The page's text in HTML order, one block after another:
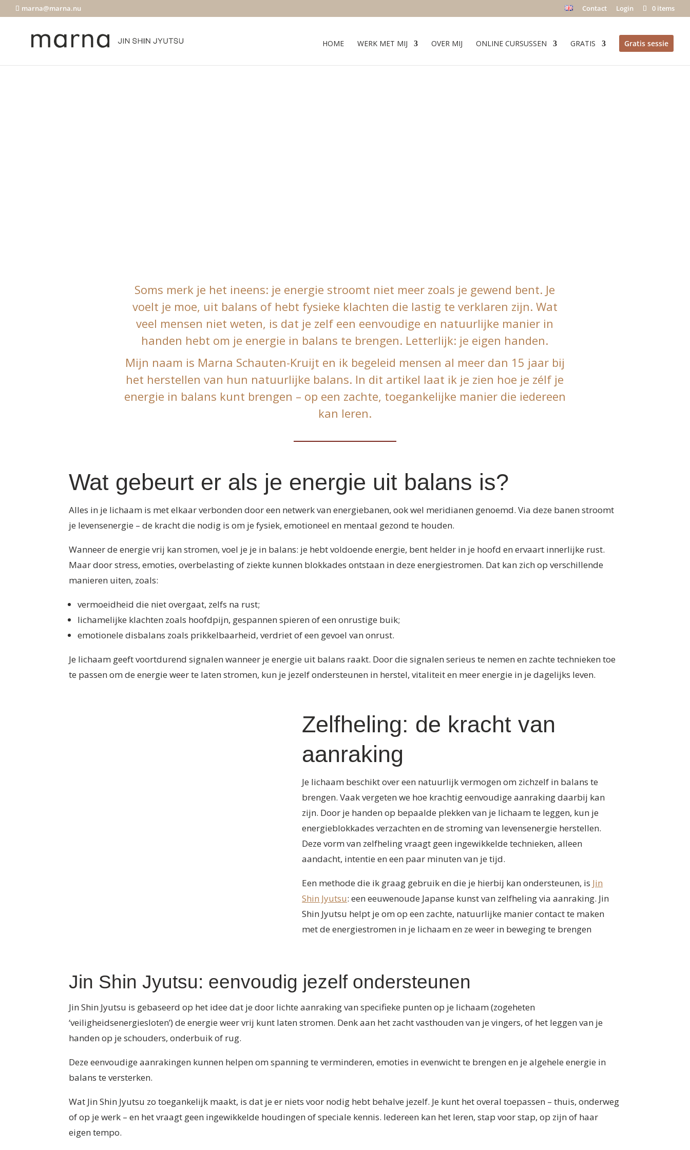
marna@marna.nu Contact Login 0 items
HOME WERK MET MIJ OVER MIJ ONLINE CURSUSSEN GRATIS Gratis sessie
Soms merk je het ineens: je energie stroomt niet meer zoals je gewend bent. Je
voelt je moe, uit balans of hebt fysieke klachten die lastig te verklaren zijn. Wat
veel mensen niet weten, is dat je zelf een eenvoudige en natuurlijke manier in
handen hebt om je energie in balans te brengen. Letterlijk: je eigen handen.
Mijn naam is Marna Schauten-Kruijt en ik begeleid mensen al meer dan 15 jaar bij
het herstellen van hun natuurlijke balans. In dit artikel laat ik je zien hoe je zélf je
energie in balans kunt brengen – op een zachte, toegankelijke manier die iedereen
kan leren.
Wat gebeurt er als je energie uit balans is?
Alles in je lichaam is met elkaar verbonden door een netwerk van energiebanen, ook wel meridianen genoemd. Via deze banen stroomt
je levensenergie – de kracht die nodig is om je fysiek, emotioneel en mentaal gezond te houden.
Wanneer de energie vrij kan stromen, voel je je in balans: je hebt voldoende energie, bent helder in je hoofd en ervaart innerlijke rust.
Maar door stress, emoties, overbelasting of ziekte kunnen blokkades ontstaan in deze energiestromen. Dat kan zich op verschillende
manieren uiten, zoals:
vermoeidheid die niet overgaat, zelfs na rust;
lichamelijke klachten zoals hoofdpijn, gespannen spieren of een onrustige buik;
emotionele disbalans zoals prikkelbaarheid, verdriet of een gevoel van onrust.
Je lichaam geeft voortdurend signalen wanneer je energie uit balans raakt. Door die signalen serieus te nemen en zachte technieken toe
te passen om de energie weer te laten stromen, kun je jezelf ondersteunen in herstel, vitaliteit en meer energie in je dagelijks leven.
Zelfheling: de kracht van
aanraking
Je lichaam beschikt over een natuurlijk vermogen om zichzelf in balans te
brengen. Vaak vergeten we hoe krachtig eenvoudige aanraking daarbij kan
zijn. Door je handen op bepaalde plekken van je lichaam te leggen, kun je
energieblokkades verzachten en de stroming van levensenergie herstellen.
Deze vorm van zelfheling vraagt geen ingewikkelde technieken, alleen
aandacht, intentie en een paar minuten van je tijd.
Een methode die ik graag gebruik en die je hierbij kan ondersteunen, is Jin
Shin Jyutsu: een eeuwenoude Japanse kunst van zelfheling via aanraking. Jin
Shin Jyutsu helpt je om op een zachte, natuurlijke manier contact te maken
met de energiestromen in je lichaam en ze weer in beweging te brengen
Jin Shin Jyutsu: eenvoudig jezelf ondersteunen
Jin Shin Jyutsu is gebaseerd op het idee dat je door lichte aanraking van specifieke punten op je lichaam (zogeheten
‘veiligheidsenergiesloten’) de energie weer vrij kunt laten stromen. Denk aan het zacht vasthouden van je vingers, of het leggen van je
handen op je schouders, onderbuik of rug.
Deze eenvoudige aanrakingen kunnen helpen om spanning te verminderen, emoties in evenwicht te brengen en je algehele energie in
balans te versterken.
Wat Jin Shin Jyutsu zo toegankelijk maakt, is dat je er niets voor nodig hebt behalve jezelf. Je kunt het overal toepassen – thuis, onderweg
of op je werk – en het vraagt geen ingewikkelde houdingen of speciale kennis. Iedereen kan het leren, stap voor stap, op zijn of haar
eigen tempo.